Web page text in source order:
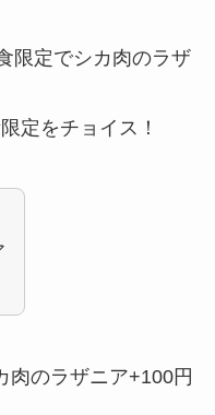
限定でシカ肉のラザ
定をチョイス！
肉のラザニア+100円